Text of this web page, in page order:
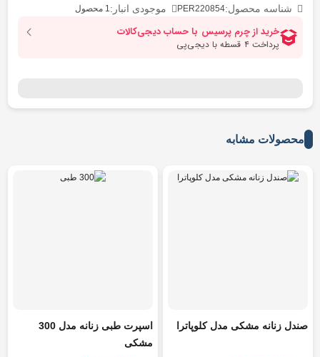
شناسه محصول:PER220854 موجودی انبار:1 محصول
محصولات مشابه
صندل زنانه مشکی مدل کلوپاترا
اسپرت طبی زنانه مدل 300
مشکی